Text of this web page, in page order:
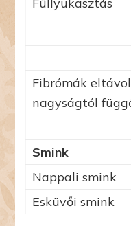
Fibrómák
nagyságtól
Smink
Nappali smink
Esküvői smink